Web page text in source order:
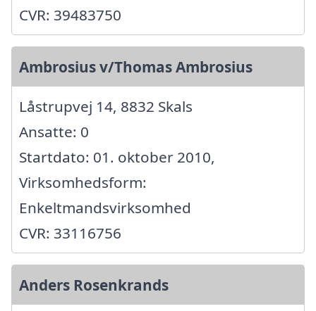
CVR: 39483750
Ambrosius v/Thomas Ambrosius
Låstrupvej 14, 8832 Skals
Ansatte: 0
Startdato: 01. oktober 2010,
Virksomhedsform:
Enkeltmandsvirksomhed
CVR: 33116756
Anders Rosenkrands